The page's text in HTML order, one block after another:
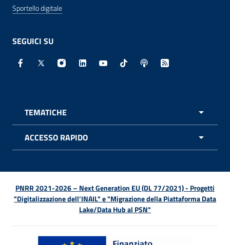
Sportello digitale
SEGUICI SU
Facebook - Sito esterno - Apertura in nuova finestra
X - Sito esterno - Apertura in nuova finestra
Instagram - Sito esterno - Apertura in
Linkedin - Sito esterno - Apertura in
Youtube - Sito esterno -
TikTok - Sito esterno -
Spreaker - Sito
Feed RSS -
TEMATICHE
ACCESSO RAPIDO
PNRR 2021-2026 – Next Generation EU (DL 77/2021) - Progetti
"Digitalizzazione dell’INAIL" e "Migrazione della Piattaforma Data
Lake/Data Hub al PSN"